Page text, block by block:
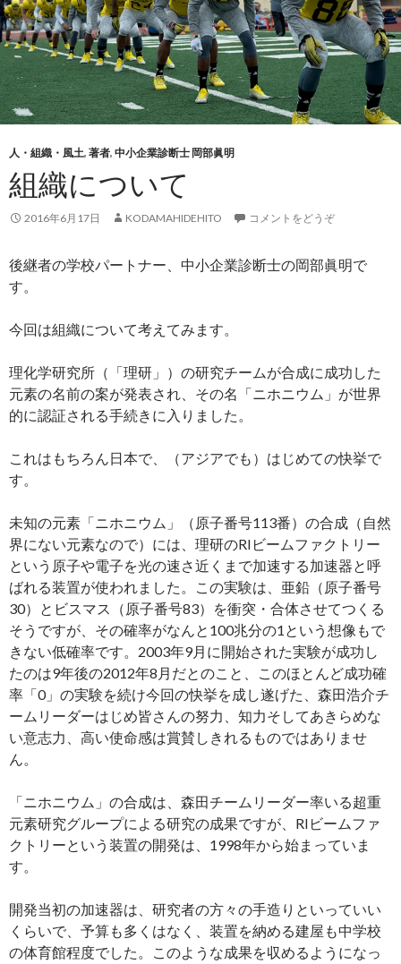
人・組織・風土, 著者, 中小企業診断士 岡部眞明
組織について
2016年6月17日 KODAMAHIDEHITO コメントをどうぞ
後継者の学校パートナー、中小企業診断士の岡部眞明で
す。
今回は組織について考えてみます。
理化学研究所（「理研」）の研究チームが合成に成功した
元素の名前の案が発表され、その名「ニホニウム」が世界
的に認証される手続きに入りました。
これはもちろん日本で、（アジアでも）はじめての快挙で
す。
未知の元素「ニホニウム」（原子番号113番）の合成（自然
界にない元素なので）には、理研のRIビームファクトリー
という原子や電子を光の速さ近くまで加速する加速器と呼
ばれる装置が使われました。この実験は、亜鉛（原子番号
30）とビスマス（原子番号83）を衝突・合体させてつくる
そうですが、その確率がなんと100兆分の1という想像もで
きない低確率です。2003年9月に開始された実験が成功し
たのは9年後の2012年8月だとのこと、このほとんど成功確
率「0」の実験を続け今回の快挙を成し遂げた、森田浩介チ
ームリーダーはじめ皆さんの努力、知力そしてあきらめな
い意志力、高い使命感は賞賛しきれるものではありませ
ん。
「ニホニウム」の合成は、森田チームリーダー率いる超重
元素研究グループによる研究の成果ですが、RIビームファ
クトリーという装置の開発は、1998年から始まっていま
す。
開発当初の加速器は、研究者の方々の手造りといっていい
くらいで、予算も多くはなく、装置を納める建屋も中学校
の体育館程度でした。このような成果を収めるようになっ